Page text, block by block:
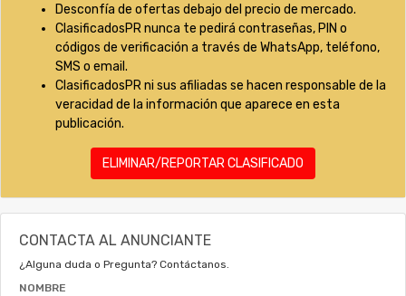
Desconfía de ofertas debajo del precio de mercado.
ClasificadosPR nunca te pedirá contraseñas, PIN o
códigos de verificación a través de WhatsApp, teléfono,
SMS o email.
ClasificadosPR ni sus afiliadas se hacen responsable de la
veracidad de la información que aparece en esta
publicación.
ELIMINAR/REPORTAR CLASIFICADO
CONTACTA AL ANUNCIANTE
¿Alguna duda o Pregunta? Contáctanos.
NOMBRE